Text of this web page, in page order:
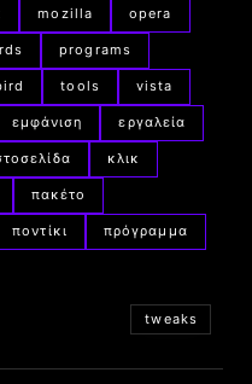
mozilla opera
programs
tools vista
εμφάνιση εργαλεία
κλικ
πακέτο
ποντίκι πρόγραμμα
tweaks